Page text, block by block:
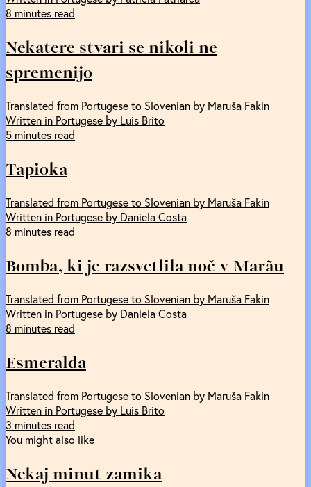
8 minutes read
Nekatere stvari se nikoli ne
spremenijo
Translated from Portugese to Slovenian by Maruša Fakin
Written in Portugese by Luis Brito
5 minutes read
Tapioka
Translated from Portugese to Slovenian by Maruša Fakin
Written in Portugese by Daniela Costa
8 minutes read
Bomba, ki je razsvetlila noč v Marãu
Translated from Portugese to Slovenian by Maruša Fakin
Written in Portugese by Daniela Costa
8 minutes read
Esmeralda
Translated from Portugese to Slovenian by Maruša Fakin
Written in Portugese by Luis Brito
3 minutes read
You might also like
Nekaj minut zamika